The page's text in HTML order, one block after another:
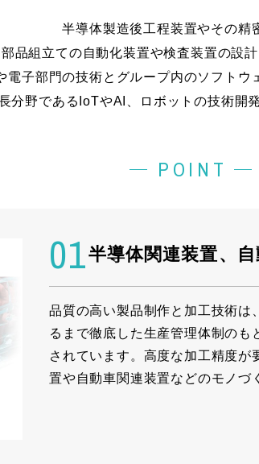
半導体製造後工程装置やその精
品組立ての自動化装置や検査装置の設
電子部門の技術と グループ内のソフトウ
分野であるIoTやAI、
ロボットの技術開
POINT
01半導体関連装置、
品質の高い製品制作と加工技術は
るまで徹底した生産管理体制のも
されています。高度な加工精度
置や自動車関連装置などのモノづ